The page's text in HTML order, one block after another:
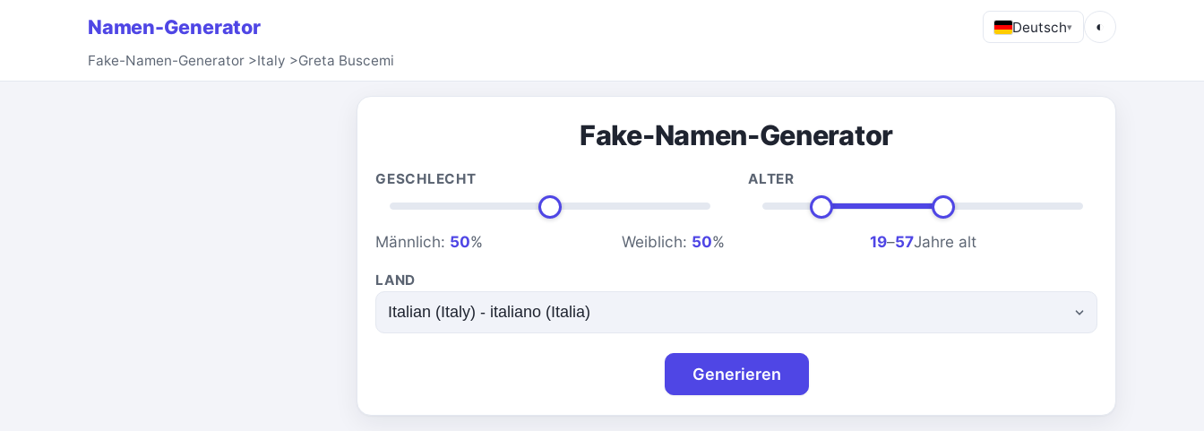
Namen-Generator Deutsch▾ ◐
Fake-Namen-Generator >Italy >Greta Buscemi
Fake-Namen-Generator
GESCHLECHT
Männlich: 50% Weiblich: 50%
ALTER
19–57Jahre alt
LAND
Generieren